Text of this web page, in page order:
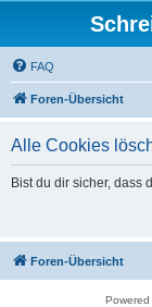
FAQ
Foren-Übersicht
Alle Cookies
Bist du dir sicher, dass
Foren-Übersicht
Powered